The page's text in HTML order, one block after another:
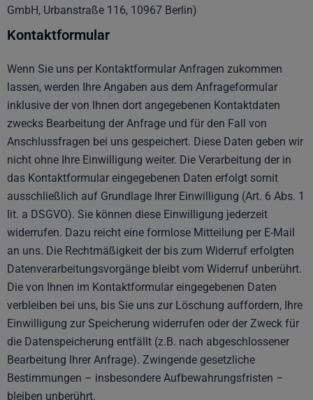
GmbH, Urbanstraße 116, 10967 Berlin)
Kontaktformular
Wenn Sie uns per Kontaktformular Anfragen zukommen
lassen, werden Ihre Angaben aus dem Anfrageformular
inklusive der von Ihnen dort angegebenen Kontaktdaten
zwecks Bearbeitung der Anfrage und für den Fall von
Anschlussfragen bei uns gespeichert. Diese Daten geben wir
nicht ohne Ihre Einwilligung weiter. Die Verarbeitung der in
das Kontaktformular eingegebenen Daten erfolgt somit
ausschließlich auf Grundlage Ihrer Einwilligung (Art. 6 Abs. 1
lit. a DSGVO). Sie können diese Einwilligung jederzeit
widerrufen. Dazu reicht eine formlose Mitteilung per E-Mail
an uns. Die Rechtmäßigkeit der bis zum Widerruf erfolgten
Datenverarbeitungsvorgänge bleibt vom Widerruf unberührt.
Die von Ihnen im Kontaktformular eingegebenen Daten
verbleiben bei uns, bis Sie uns zur Löschung auffordern, Ihre
Einwilligung zur Speicherung widerrufen oder der Zweck für
die Datenspeicherung entfällt (z.B. nach abgeschlossener
Bearbeitung Ihrer Anfrage). Zwingende gesetzliche
Bestimmungen – insbesondere Aufbewahrungsfristen –
bleiben unberührt.